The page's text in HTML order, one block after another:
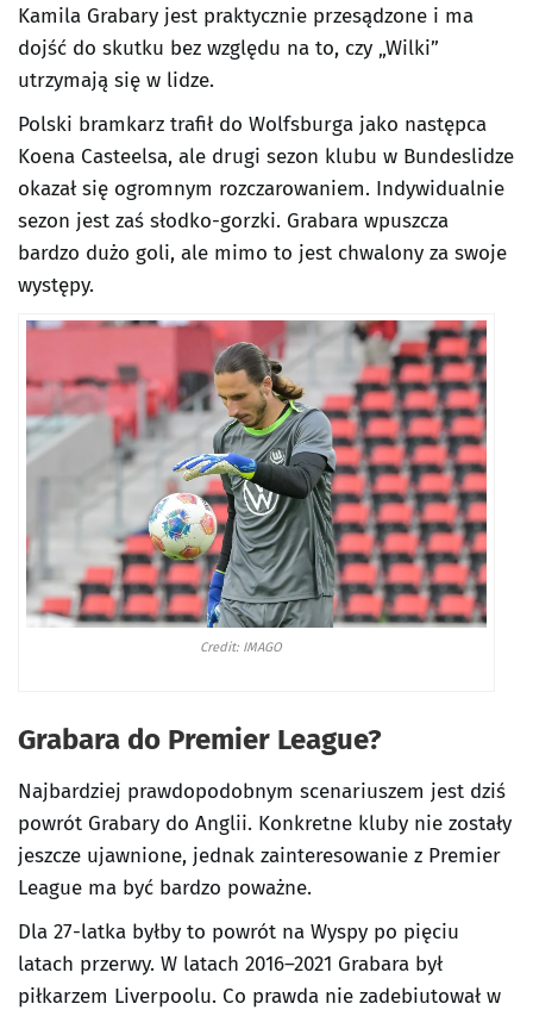
Kamila Grabary jest praktycznie przesądzone i ma
dojść do skutku bez względu na to, czy „Wilki”
utrzymają się w lidze.
Polski bramkarz trafił do Wolfsburga jako następca
Koena Casteelsa, ale drugi sezon klubu w Bundeslidze
okazał się ogromnym rozczarowaniem. Indywidualnie
sezon jest zaś słodko-gorzki. Grabara wpuszcza
bardzo dużo goli, ale mimo to jest chwalony za swoje
występy.
Credit: IMAGO
Grabara do Premier League?
Najbardziej prawdopodobnym scenariuszem jest dziś
powrót Grabary do Anglii. Konkretne kluby nie zostały
jeszcze ujawnione, jednak zainteresowanie z Premier
League ma być bardzo poważne.
Dla 27-latka byłby to powrót na Wyspy po pięciu
latach przerwy. W latach 2016–2021 Grabara był
piłkarzem Liverpoolu. Co prawda nie zadebiutował w